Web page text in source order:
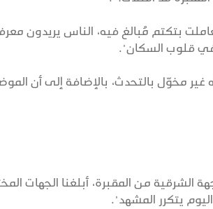
بتكتم مُبالغ فيه، الناس يريدون
في قلوب السكان".
مخوّل بالتحدث، بالإضافة إلى أن
من المقبرة، أبلغنا الجهات
يتكرر المشهد".